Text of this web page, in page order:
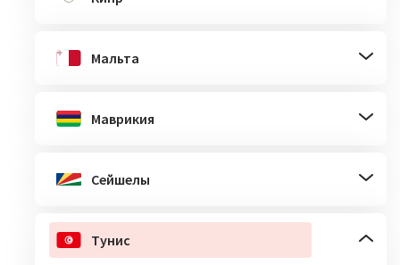
Мальта
Маврикия
Сейшелы
Тунис